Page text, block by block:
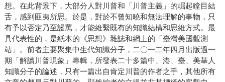
想。在此背景下，大部分人對川普和「川普主義」的崛起瞠目結
舌，感到匪夷所思。於是，對於不曾知曉和無法理解的事物，只
有予以否定乃至謾罵，才能維繫既有的知識結構和思維方式。最
具代表性的，是紙本的《思想》雜誌和網上的「臺灣美國觀測
站」。前者主要聚集中生代知識分子，二〇一二年四月出版過一
期「解讀川普現象」專輯，所發表二十多篇中、港、臺、美華人
知識分子的論述，只有一篇出自肯定川普的作者之手，其他所有